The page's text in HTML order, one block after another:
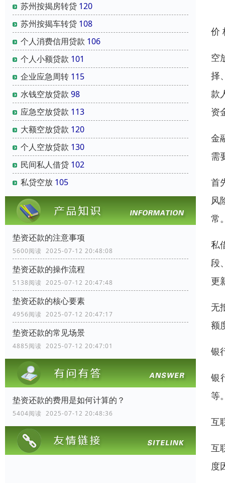
苏州按揭房转贷 120
苏州按揭车转贷 108
个人消费信用贷款 106
个人小额贷款 101
企业应急周转 115
水钱空放贷款 98
应急空放贷款 113
大额空放贷款 120
个人空放贷款 130
民间私人借贷 102
私贷空放 105
垫资还款的注意事项
5600阅读 2025-07-12 20:48:08
垫资还款的操作流程
5138阅读 2025-07-12 20:47:48
垫资还款的核心要素
4956阅读 2025-07-12 20:47:17
垫资还款的常见场景
4885阅读 2025-07-12 20:47:01
垫资还款的费用是如何计算的？
5404阅读 2025-07-12 20:48:36
价
空
择
款
资
金
需
首
风
常
私
段
更
无
额
银
银
等
互
互
度